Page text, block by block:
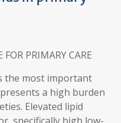
PRIMARY CARE
the most important
a high burden
Elevated lipid